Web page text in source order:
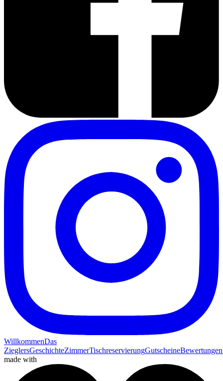
WillkommenDas
ZieglersGeschichteZimmerTischreservierungGutscheineBewertungen
made with